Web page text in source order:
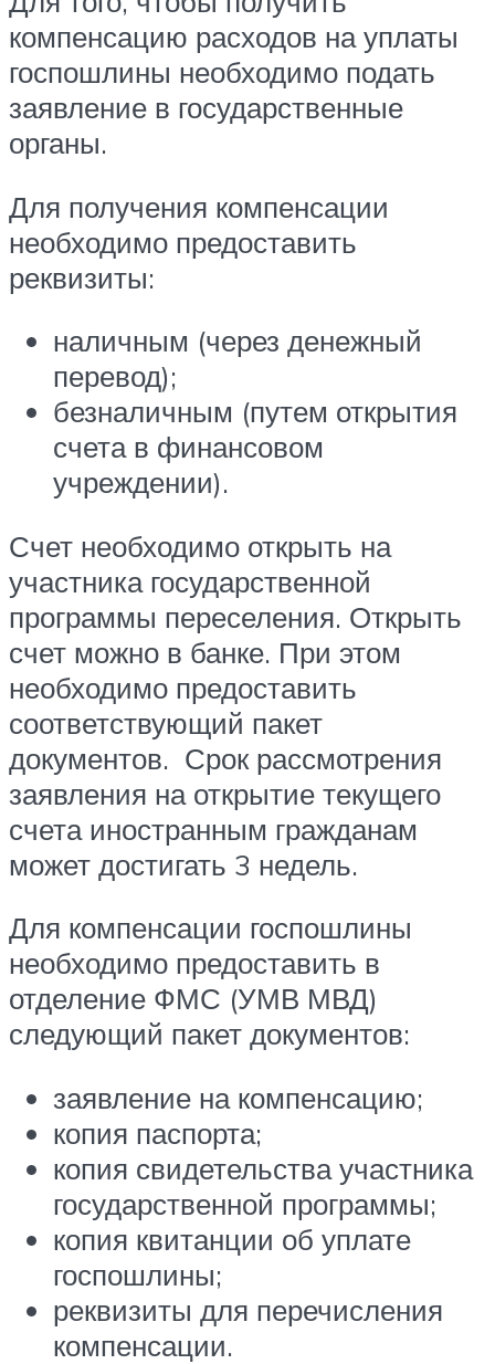
компенсацию расходов на уплаты
госпошлины необходимо подать
заявление в государственные
органы.
Для получения компенсации
необходимо предоставить
реквизиты:
наличным (через денежный
перевод);
безналичным (путем открытия
счета в финансовом
учреждении).
Счет необходимо открыть на
участника государственной
программы переселения. Открыть
счет можно в банке. При этом
необходимо предоставить
соответствующий пакет
документов. Срок рассмотрения
заявления на открытие текущего
счета иностранным гражданам
может достигать 3 недель.
Для компенсации госпошлины
необходимо предоставить в
отделение ФМС (УМВ МВД)
следующий пакет документов:
заявление на компенсацию;
копия паспорта;
копия свидетельства участника
государственной программы;
копия квитанции об уплате
госпошлины;
реквизиты для перечисления
компенсации.